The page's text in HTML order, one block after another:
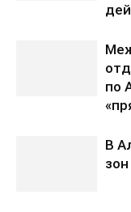
по
В